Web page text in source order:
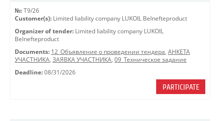
№: T9/26
Customer(s): Limited liability company LUKOIL Belnefteproduct
Organizer of tender: Limited liability company LUKOIL
Belnefteproduct
Documents: 12_Объявление о проведении тендера, АНКЕТА
УЧАСТНИКА, ЗАЯВКА УЧАСТНИКА, 09_Техническое задание
Deadline: 08/31/2026
PARTICIPATE